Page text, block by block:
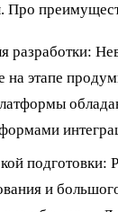
Про
разработки:
на этапе
подготовки:
и